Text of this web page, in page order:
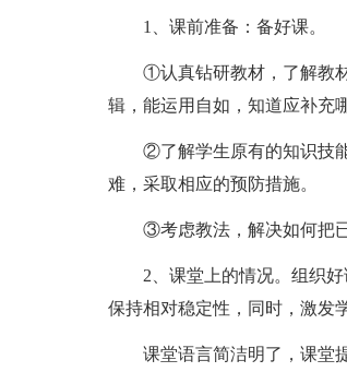
1、课前准备：备好课。
①认真钻研教材，了解教
辑，能运用自如，知道应补充
②了解学生原有的知识技
难，采取相应的预防措施。
③考虑教法，解决如何把
2、课堂上的情况。组织
保持相对稳定性，同时，激发
课堂语言简洁明了，课堂